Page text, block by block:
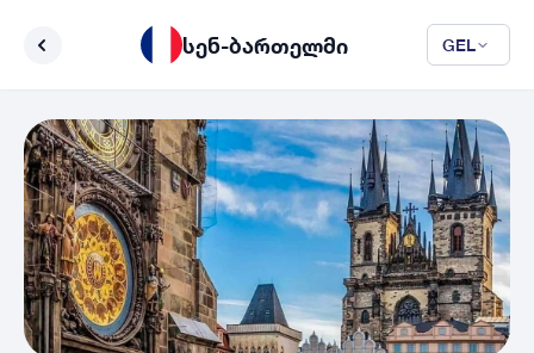
სენ-ბართელმი GEL